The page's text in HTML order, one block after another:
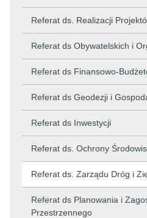
Referat ds. Realizacji
Referat ds Obywatelskich i
Referat ds Finansowo-
Referat ds Geodezji i
Referat ds Inwestycji
Referat ds. Ochrony
Referat ds. Zarządu Dróg i
Referat ds Planowania i
Przestrzennego